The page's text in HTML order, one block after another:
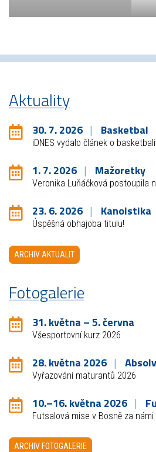
Aktuality
30. 7. 2026 Basketbal
iDNES vydalo článek o
1. 7. 2026 Mažoretky
Veronika Luňáčková postoupila
23. 6. 2026 Kanoistika
Úspěšná obhajoba titulu!
ARCHIV AKTUALIT
Fotogalerie
31. května – 5. června
Všesportovní kurz 2026
28. května 2026
Vyřazování maturantů 2026
10.–16. května 2026
Futsalová mise v Bosně za
ARCHIV FOTOGALERIE